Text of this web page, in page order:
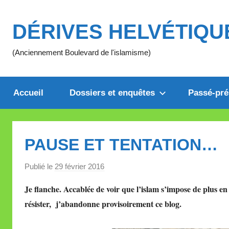
contenu
DÉRIVES
(Anciennement Boulevard de l'islamisme)
Accueil Dossiers et enquêtes Passé-
PAUSE ET TENTATION…
Publié le 29 février 2016
M
Je flanche. Accablée de voir que l’islam s’impose de plus
résister, j’abandonne provisoirement ce blog.